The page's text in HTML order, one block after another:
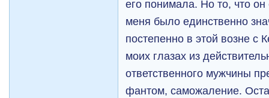
его понимала. Но то, что
меня было единственно
постепенно в этой возне с
моих глазах из
ответственного мужчины
фантом, саможаление.